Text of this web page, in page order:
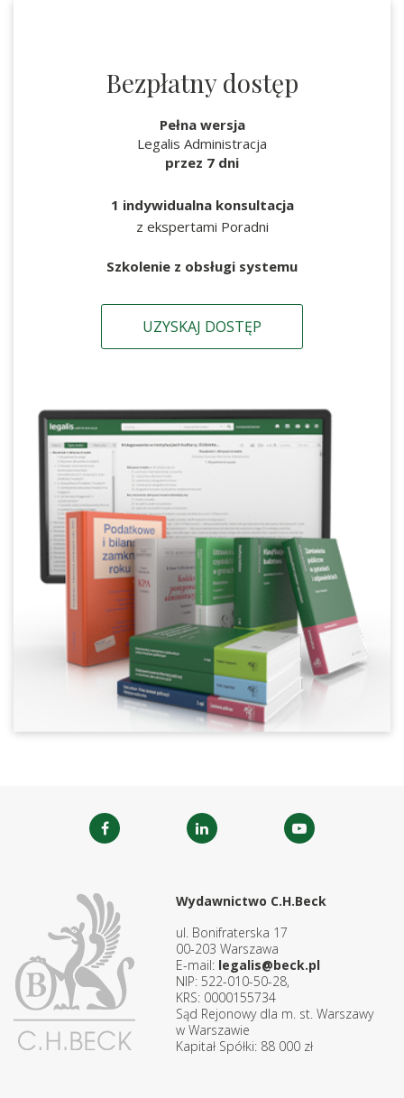
Bezpłatny dostęp
Pełna wersja
Legalis Administracja
przez 7 dni
1 indywidualna konsultacja
z ekspertami Poradni
Szkolenie z obsługi systemu
UZYSKAJ DOSTĘP
Wydawnictwo C.H.Beck
ul. Bonifraterska 17
00-203 Warszawa
E-mail: legalis@beck.pl
NIP: 522-010-50-28,
KRS: 0000155734
Sąd Rejonowy dla m. st. Warszawy
w Warszawie
Kapitał Spółki: 88 000 zł